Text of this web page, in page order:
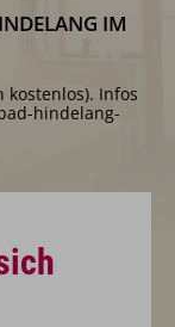
IM
kostenlos). Infos
hindelang-